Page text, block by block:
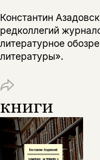
Константин
редколлегий
литературное
литературы».
книги